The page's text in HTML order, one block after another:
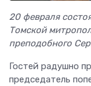
20 февраля
Томской
преподобного
Гостей радушно
председатель